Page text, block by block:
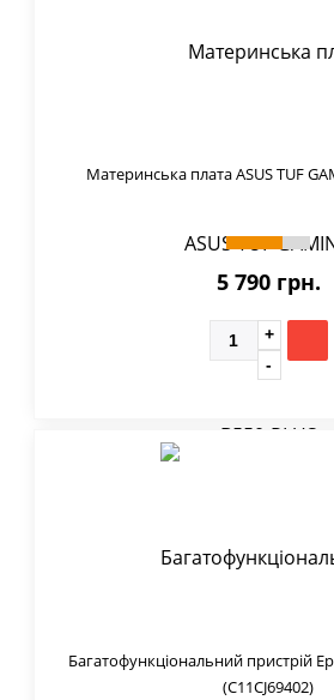
Материнська плата ASUS TUF
5 790 грн.
Багатофункціональний пристрій
(C11CJ69402)